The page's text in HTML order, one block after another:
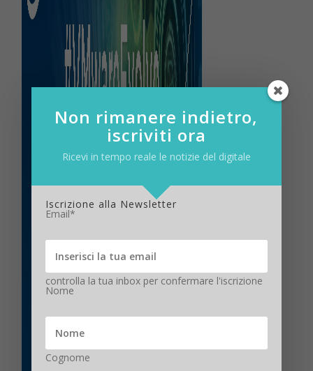
Non rimanere indietro,
iscriviti ora
Ricevi in tempo reale le notizie del digitale
Iscrizione alla Newsletter
Email*
controlla la tua inbox per confermare l'iscrizione
Nome
Cognome